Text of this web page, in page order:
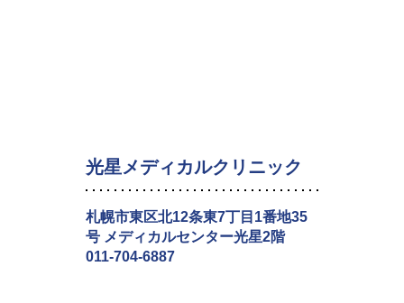
光星メディカルクリニック
札幌市東区北12条東7丁目1番地35
号 メディカルセンター光星2階
011-704-6887